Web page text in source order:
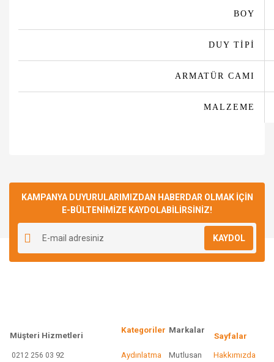
BOY
DUY TİPİ
ARMATÜR CAMI
MALZEME
Yorum Yaz
kullanarak tarafımıza iletebilirsiniz.
Görüş ve önerileriniz için teşekkür ederiz.
Ürün resmi kalitesiz, bozuk veya görüntülenemiyor.
Ürün açıklamasında eksik bilgiler bulunuyor.
Ürün bilgilerinde hatalar bulunuyor.
KAMPANYA DUYURULARIMIZDAN HABERDAR OLMAK İÇİN
E-BÜLTENİMİZE KAYDOLABİLİRSİNİZ!
KAYDOL
Müşteri Hizmetleri
Kategoriler Markalar
Sayfalar
0212 256 03 92 Aydınlatma Mutlusan Hakkımızda